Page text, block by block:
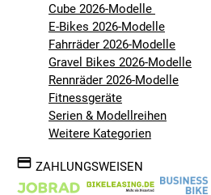
Cube 2026-Modelle
E-Bikes 2026-Modelle
Fahrräder 2026-Modelle
Gravel Bikes 2026-Modelle
Rennräder 2026-Modelle
Fitnessgeräte
Serien & Modellreihen
Weitere Kategorien
ZAHLUNGSWEISEN